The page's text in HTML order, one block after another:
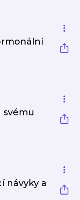
svému
návyky a